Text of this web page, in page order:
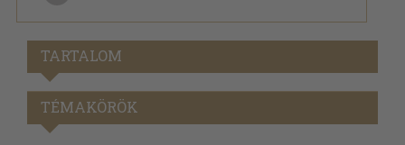
TARTALOM
TÉMAKÖRÖK